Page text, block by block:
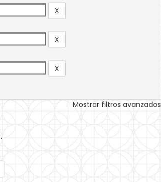
Mostrar filtros avanzados